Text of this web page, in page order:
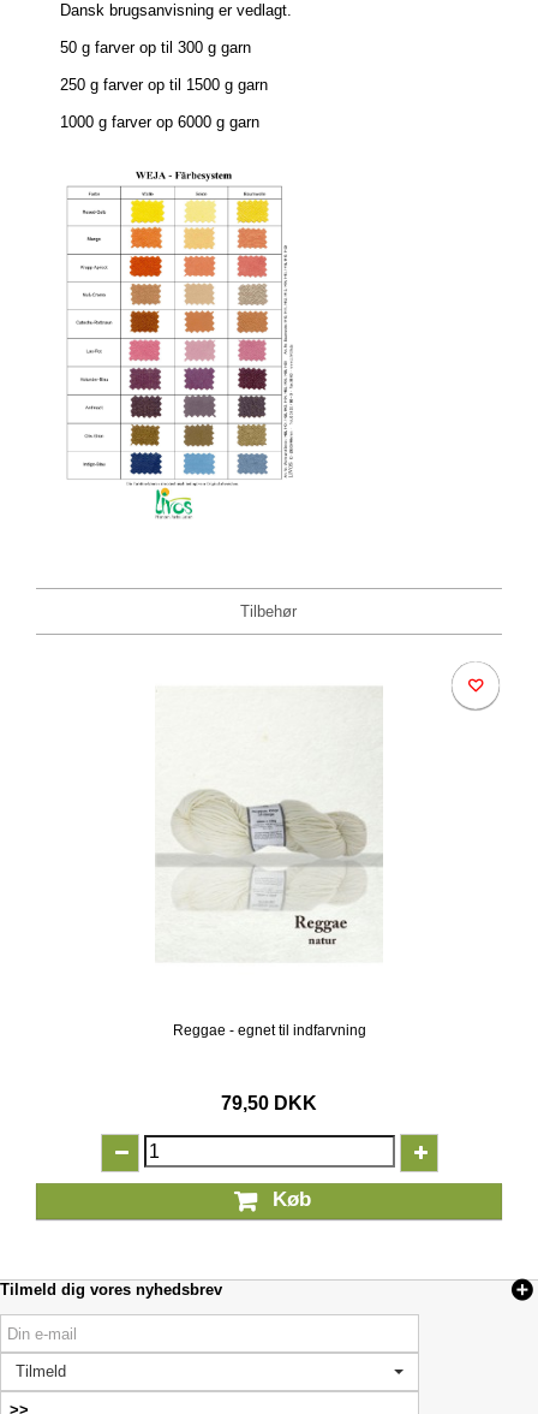
Dansk brugsanvisning er vedlagt.
50 g farver op til 300 g garn
250 g farver op til 1500 g garn
1000 g farver op 6000 g garn
Tilbehør
Reggae - egnet til indfarvning
79,50 DKK
Køb
Tilmeld dig vores nyhedsbrev
Tilmeld